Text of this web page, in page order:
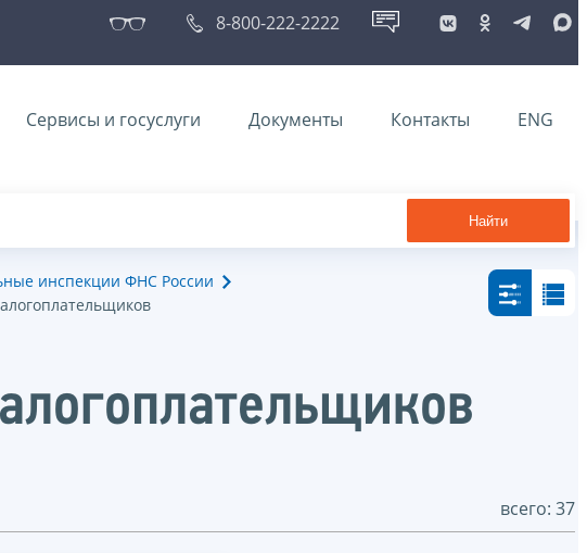
8-800-222-2222
Сервисы и госуслуги Документы Контакты ENG
Найти
инспекции ФНС России
всего: 37